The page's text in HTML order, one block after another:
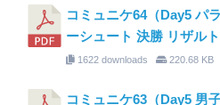
コミュニケ64（Day5 パ
ーシュート 決勝 リザルト
1622 downloads 220.68 KB
コミュニケ63（Day5 男